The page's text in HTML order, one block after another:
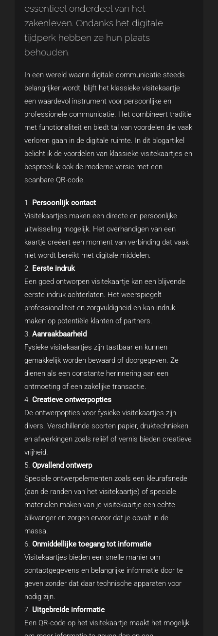
essentieel onderdeel van het
zakenleven. Ondanks het digitale
tijdperk hebben ze hun plaats
behouden.
In een wereld waarin digitale communicatie steeds
belangrijker wordt, blijft het klassieke visitekaartje
een waardevol instrument voor persoonlijke en
professionele communicatie. Het combineert traditie
met functionaliteit en biedt tal van voordelen die vaak
verloren gaan in de digitale ruimte. In dit blogartikel
belicht ik de voordelen van klassieke visitekaartjes en
bespreek ik ook de moderne versie met een
scanbare QR-code.
Persoonlijk contact
Visitekaartjes maken een directe en persoonlijke
uitwisseling mogelijk. Het overhandigen van een
kaartje creëert een moment van verbinding dat vaak
niet wordt bereikt met digitale middelen.
Eerste indruk
Een goed ontworpen visitekaartje kan een blijvende
eerste indruk achterlaten. Het weerspiegelt
professionaliteit en zorgvuldigheid en kan indruk
maken op potentiële klanten of partners.
Aanraakbaarheid
Fysieke visitekaartjes zijn tastbaar en kunnen
gemakkelijk worden bewaard of doorgegeven. Ze
dienen als een constante herinnering aan een
ontmoeting of een zakelijke transactie.
Creatieve ontwerpopties
De ontwerpopties voor fysieke visitekaartjes zijn
divers. Verschillende soorten papier, druktechnieken
en afwerkingen zoals reliëf of vernis bieden creatieve
vrijheid.
Opvallend ontwerp
Speciale ontwerpelementen zoals een kleurafsnede
(aan de randen van het visitekaartje) of speciale
materialen maken van je visitekaartje een echte
blikvanger en zorgen ervoor dat je opvalt in de
massa.
Onmiddellijke toegang tot informatie
Visitekaartjes bieden een snelle manier om
contactgegevens en belangrijke informatie door te
geven zonder dat daar technische apparaten voor
nodig zijn.
Uitgebreide informatie
Een QR-code op het visitekaartje maakt het mogelijk